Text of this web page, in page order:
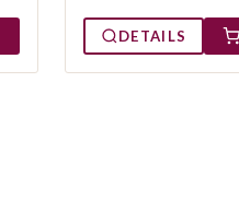
DETAILS